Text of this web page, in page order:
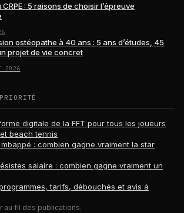
: 5 raisons de choisir l’épreuve
ostéopathe à 40 ans : 5 ans d’études, 45
projet de vie concret
2026
digitale de la FFT pour tous les joueurs
beach tennis
: combien gagne vraiment la star
salaire : combien gagne vraiment un
tarifs, débouchés et avis à
au fil des publications.